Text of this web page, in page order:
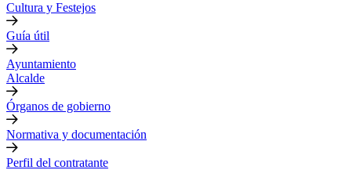
Cultura y Festejos
Guía útil
Ayuntamiento
Alcalde
Órganos de gobierno
Normativa y documentación
Perfil del contratante